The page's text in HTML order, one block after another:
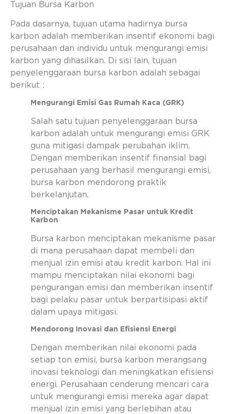
Tujuan Bursa Karbon
Pada dasarnya, tujuan utama hadirnya bursa
karbon adalah memberikan insentif ekonomi bagi
perusahaan dan individu untuk mengurangi emisi
karbon yang dihasilkan. Di sisi lain, tujuan
penyelenggaraan bursa karbon adalah sebagai
berikut :
Mengurangi Emisi Gas Rumah Kaca (GRK)
Salah satu tujuan penyelenggaraan bursa
karbon adalah untuk mengurangi emisi GRK
guna mitigasi dampak perubahan iklim.
Dengan memberikan insentif finansial bagi
perusahaan yang berhasil mengurangi emisi,
bursa karbon mendorong praktik
berkelanjutan.
Menciptakan Mekanisme Pasar untuk Kredit
Karbon
Bursa karbon menciptakan mekanisme pasar
di mana perusahaan dapat membeli dan
menjual izin emisi atau kredit karbon. Hal ini
mampu menciptakan nilai ekonomi bagi
pengurangan emisi dan memberikan insentif
bagi pelaku pasar untuk berpartisipasi aktif
dalam upaya mitigasi.
Mendorong Inovasi dan Efisiensi Energi
Dengan memberikan nilai ekonomi pada
setiap ton emisi, bursa karbon merangsang
inovasi teknologi dan meningkatkan efisiensi
energi. Perusahaan cenderung mencari cara
untuk mengurangi emisi mereka agar dapat
menjual izin emisi yang berlebihan atau